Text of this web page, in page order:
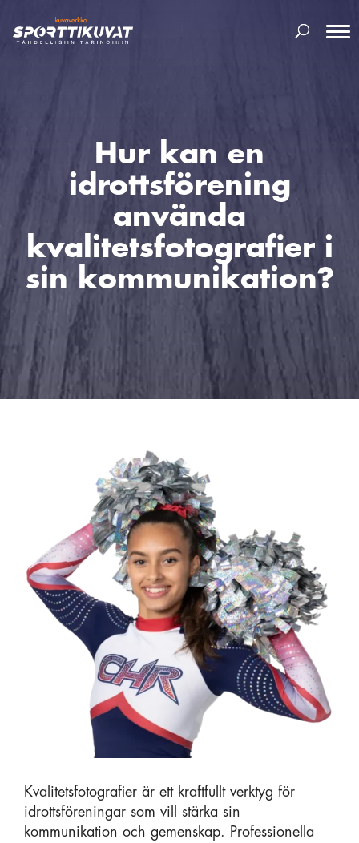
Hur kan en
idrottsförening
använda
kvalitetsfotografier i
sin kommunikation?
Kvalitetsfotografier är ett kraftfullt verktyg för
idrottsföreningar som vill stärka sin
kommunikation och gemenskap. Professionella